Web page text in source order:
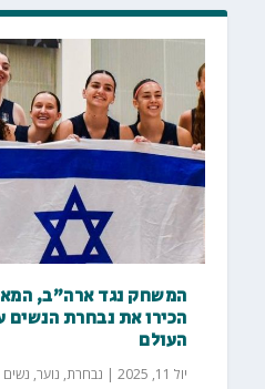
המשחק נגד ארה"ב,
העולם
יול 11, 2025 | נבחרת, נוער, נשים